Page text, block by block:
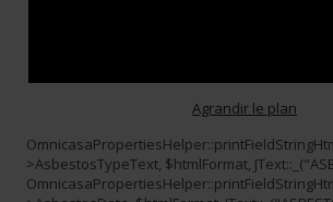
Agrandir le plan
>AsbestosTypeText, $htmlFormat,